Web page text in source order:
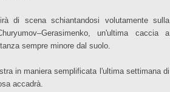
di scena schiantandosi volutamente sulla
un'ultima caccia a
sempre minore dal suolo.
in maniera semplificata l'ultima settimana di
accadrà.